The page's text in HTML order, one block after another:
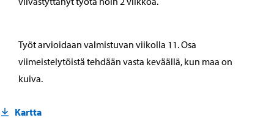
Työt arvioidaan valmistuvan viikolla 11. Osa
viimeistelytöistä tehdään vasta keväällä, kun maa on
kuiva.
Kartta